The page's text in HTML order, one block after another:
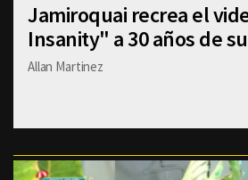
Jamiroquai recrea el
Insanity" a 30 años de
Allan Martinez